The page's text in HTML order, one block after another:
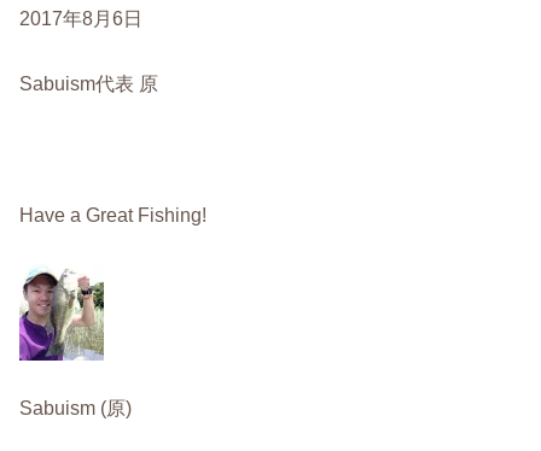
2017年8月6日
Sabuism代表 原
Have a Great Fishing!
Sabuism (原)